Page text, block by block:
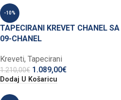
-10%
TAPECIRANI KREVET CHANEL
09-CHANEL
Kreveti, Tapecirani
1.210,00€ 1.089,00€
Dodaj U Košaricu